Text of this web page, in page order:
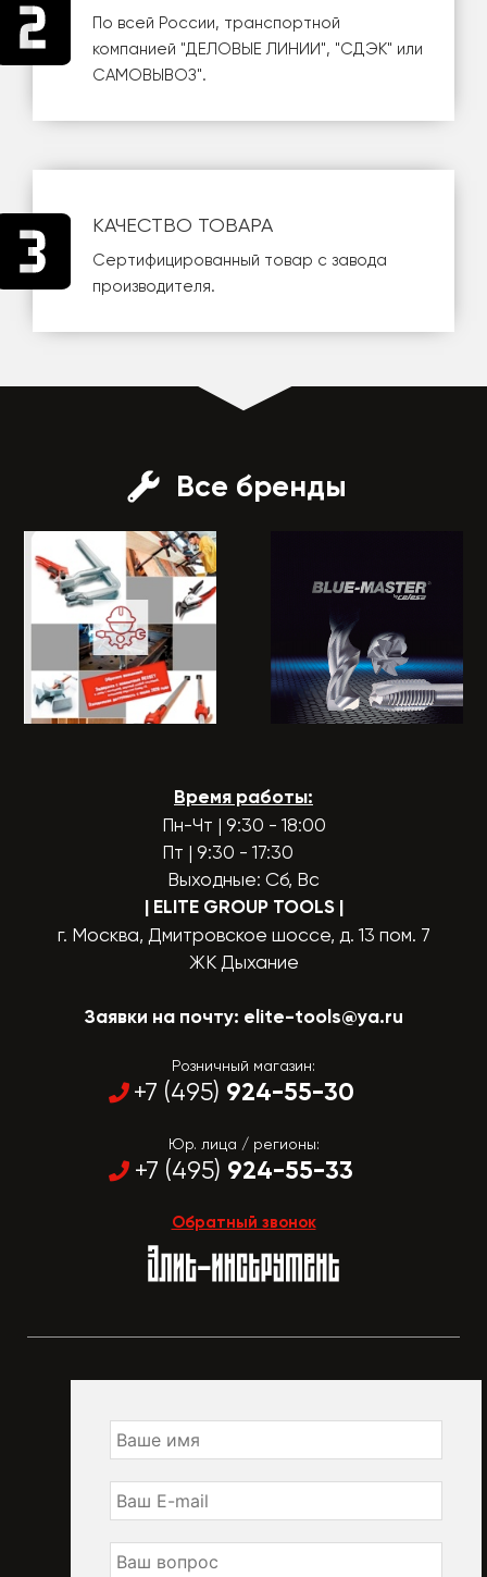
По всей России, транспортной
компанией "ДЕЛОВЫЕ ЛИНИИ", "СДЭК" или
САМОВЫВОЗ".
КАЧЕСТВО ТОВАРА
Сертифицированный товар с завода
производителя.
Все бренды
Время работы:
Пн-Чт | 9:30 - 18:00
Пт | 9:30 - 17:30
Выходные: Сб, Вс
| ELITE GROUP TOOLS |
г. Москва, Дмитровское шоссе, д. 13 пом. 7
ЖК Дыхание
Заявки на почту: elite-tools@ya.ru
Розничный магазин:
+7 (495) 924-55-30
Юр. лица / регионы:
+7 (495) 924-55-33
Обратный звонок